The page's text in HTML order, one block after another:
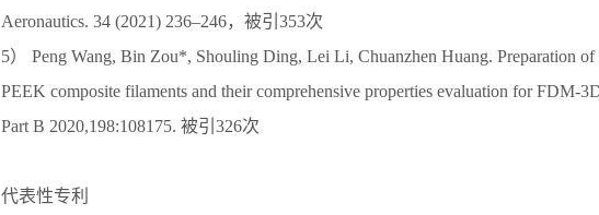
Aeronautics. 34 (2021) 236–246，被引353次
5） Peng Wang, Bin Zou*, Shouling Ding, Lei Li, Chuanzhen Huang. Preparation of
PEEK composite filaments and their comprehensive properties evaluation for FDM-
Part B 2020,198:108175. 被引326次
代表性专利